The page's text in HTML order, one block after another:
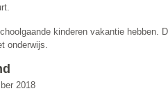
kinderen vakantie hebben.
onderwijs.
2018